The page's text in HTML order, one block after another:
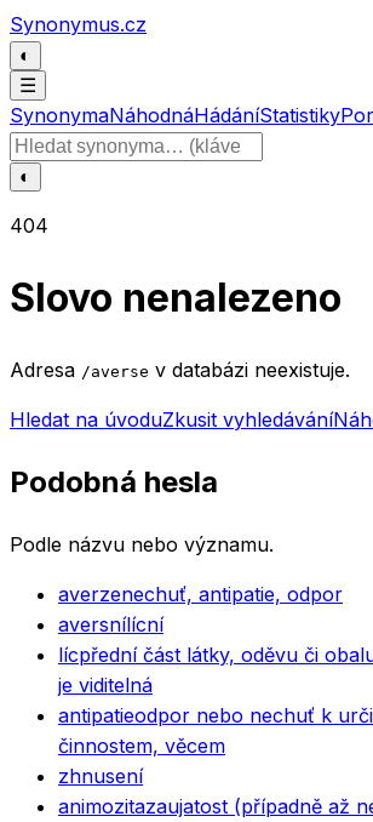
Přeskočit na obsah
Synonymus.cz
◐
☰
SynonymaNáhodnáHádáníStatistiky
Hledat slovo
◐
404
Slovo nenalezeno
Adresa /averse v databázi neexistuje.
Hledat na úvoduZkusit vyhledávání
Podobná hesla
Podle názvu nebo významu.
averzenechuť, antipatie, odpor
aversnílícní
lícpřední část látky, oděvu či
je viditelná
antipatieodpor nebo nechuť k
činnostem, věcem
zhnusení
animozitazaujatost (případně až